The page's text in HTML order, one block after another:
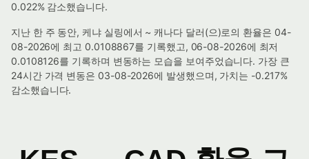
0.022% 감소했습니다.
지난 한 주 동안, 케냐 실링에서 ~ 캐나다 달러(으)로의 환율은 04-
08-2026에 최고 0.0108867를 기록했고, 06-08-2026에 최저
0.0108126를 기록하며 변동하는 모습을 보여주었습니다. 가장 큰
24시간 가격 변동은 03-08-2026에 발생했으며, 가치는 -0.217%
감소했습니다.